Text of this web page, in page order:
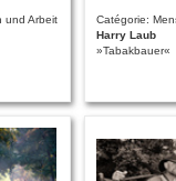
und Arbeit
Catégorie:
Harry Laub
»Tabakbauer«